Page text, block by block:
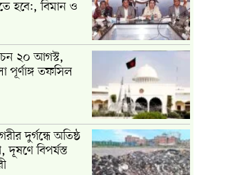
হবে:, বিমান ও
২০ আগস্ট,
পূর্ণাঙ্গ তফসিল
দুর্গন্ধে অতিষ্ঠ
দূষণে বিপর্যস্ত